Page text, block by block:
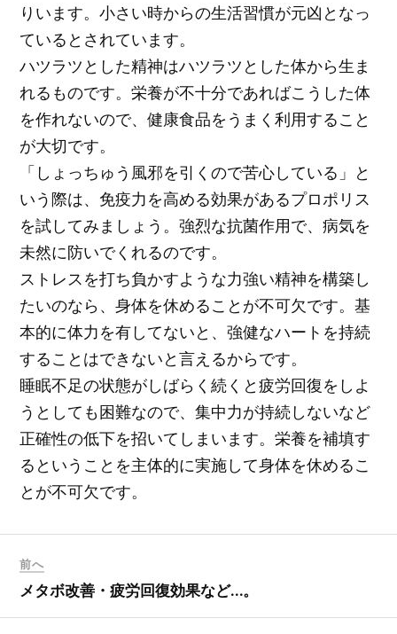
りいます。小さい時からの生活習慣が元凶となっ
ているとされています。
ハツラツとした精神はハツラツとした体から生ま
れるものです。栄養が不十分であればこうした体
を作れないので、健康食品をうまく利用すること
が大切です。
「しょっちゅう風邪を引くので苦心している」と
いう際は、免疫力を高める効果があるプロポリス
を試してみましょう。強烈な抗菌作用で、病気を
未然に防いでくれるのです。
ストレスを打ち負かすような力強い精神を構築し
たいのなら、身体を休めることが不可欠です。基
本的に体力を有してないと、強健なハートを持続
することはできないと言えるからです。
睡眠不足の状態がしばらく続くと疲労回復をしよ
うとしても困難なので、集中力が持続しないなど
正確性の低下を招いてしまいます。栄養を補填す
るということを主体的に実施して身体を休めるこ
とが不可欠です。
前へ
メタボ改善・疲労回復効果など…。